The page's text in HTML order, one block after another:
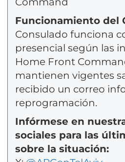
Funcionamiento del
Consulado funciona
presencial según las
Home Front
mantienen vigentes
recibido un correo
reprogramación.
Infórmese en
sociales para las
sobre la situación: